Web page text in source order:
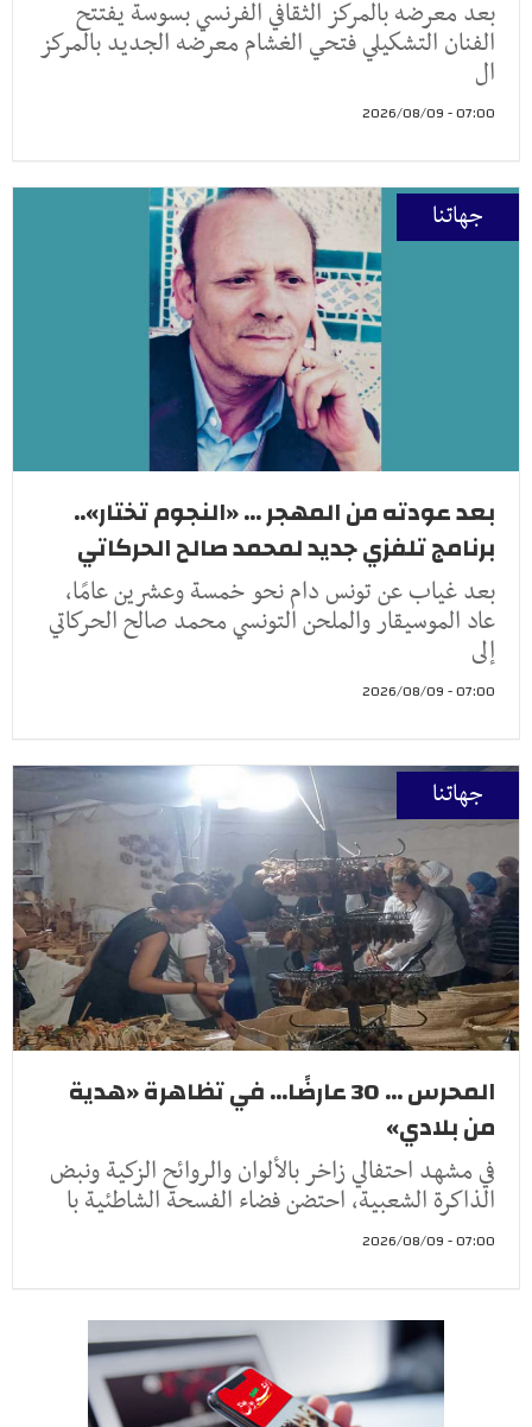
بعد معرضه بالمركز الثقافي الفرنسي بسوسة يفتتح
الفنان التشكيلي فتحي الغشام معرضه الجديد بالمركز
ال
07:00 - 2026/08/09
جهاتنا
بعد عودته من المهجر ... «النجوم تختار»..
برنامج تلفزي جديد لمحمد صالح الحركاتي
بعد غياب عن تونس دام نحو خمسة وعشرين عامًا،
عاد الموسيقار والملحن التونسي محمد صالح الحركاتي
إلى
07:00 - 2026/08/09
جهاتنا
المحرس ... 30 عارضًا... في تظاهرة «هدية
من بلادي»
في مشهد احتفالي زاخر بالألوان والروائح الزكية ونبض
الذاكرة الشعبية، احتضن فضاء الفسحة الشاطئية با
07:00 - 2026/08/09